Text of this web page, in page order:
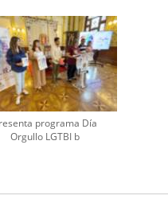
programa Día
Orgullo LGTBI b